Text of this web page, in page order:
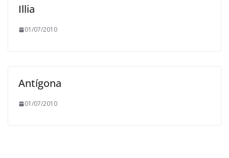
Illia
01/07/2010
Antígona
01/07/2010